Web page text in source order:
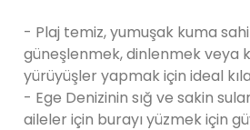
- Plaj temiz, yumuşak kuma
güneşlenmek, dinlenmek veya
yürüyüşler yapmak için ideal
- Ege Denizinin sığ ve sakin
aileler için burayı yüzmek için